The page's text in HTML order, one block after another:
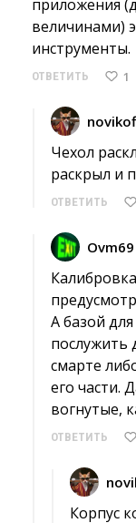
приложения
величинами)
инструменты.
ОТВЕТИТЬ 1
Чехол
раскрыл и
ОТВЕТИТЬ
Ovm69
А базой
послужить
смарте
его части.
вогнутые,
ОТВЕТИТЬ
Корпус